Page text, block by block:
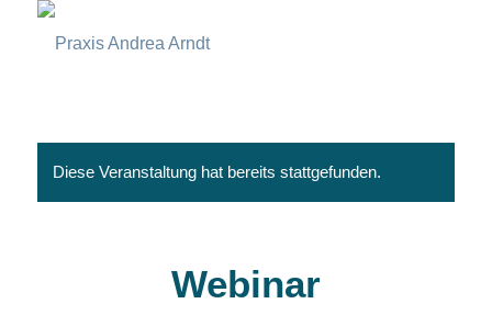
Diese Veranstaltung hat bereits stattgefunden.
Webinar